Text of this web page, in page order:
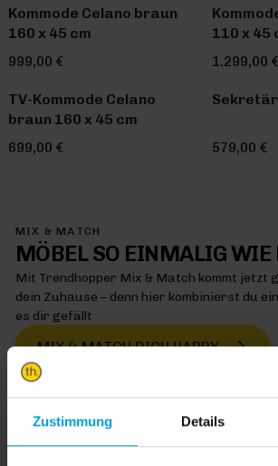
Zustimmung Details
Kommode Celano braun
160 x 45 cm
999,00 €
110 x 45
1.299,00 €
TV-Kommode Celano
braun 160 x 45 cm
699,00 € 579,00 €
MIX & MATCH
MÖBEL SO EINMALIG WIE
Mit Trendhopper Mix & Match kommt jetzt
dein Zuhause – denn hier kombinierst du
es dir gefällt
MIX & MATCH DICH HAPPY
TRENDHOPPER STORES